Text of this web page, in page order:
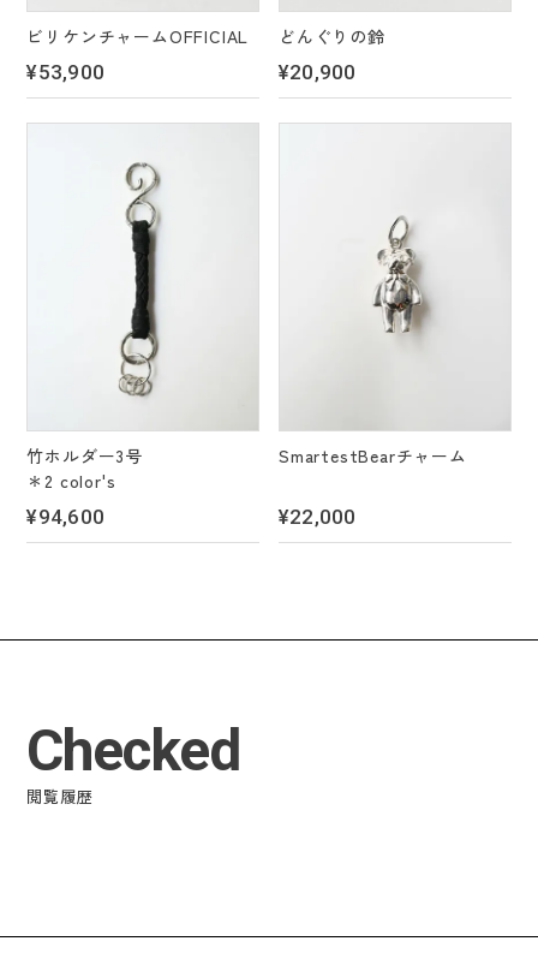
ビリケンチャームOFFICIAL
¥53,900
どんぐりの鈴
¥20,900
竹ホルダー3号
＊2 color's
¥94,600
SmartestBearチャーム
¥22,000
Checked
閲覧履歴